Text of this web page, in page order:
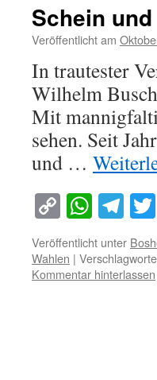
Schein
Veröffentlicht am
In trautester
Wilhelm
Mit
sehen. Seit
und …
Copy
Link
Veröffentlicht unter
Wahlen |
Kommentar hinterlassen